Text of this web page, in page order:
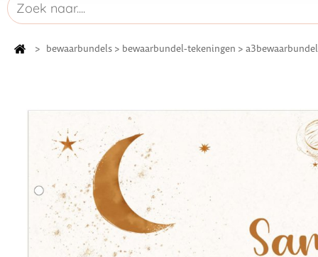
> bewaarbundels > bewaarbundel-tekeningen > a3bewaarbundel